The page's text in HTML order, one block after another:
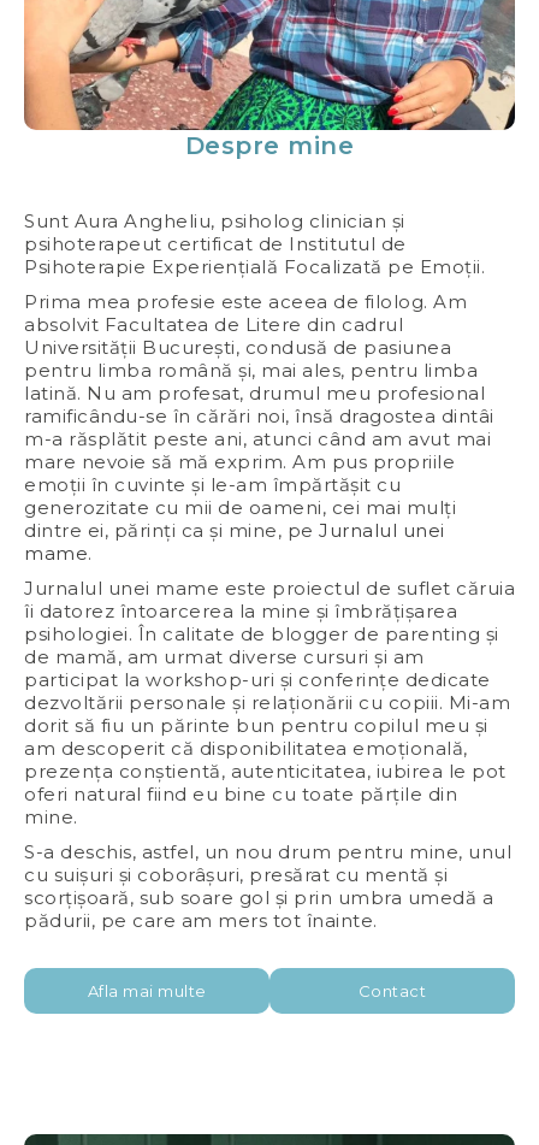
Despre mine
Sunt Aura Angheliu, psiholog clinician și
psihoterapeut certificat de Institutul de
Psihoterapie Experiențială Focalizată pe Emoții.
Prima mea profesie este aceea de filolog. Am
absolvit Facultatea de Litere din cadrul
Universității București, condusă de pasiunea
pentru limba română și, mai ales, pentru limba
latină. Nu am profesat, drumul meu profesional
ramificându-se în cărări noi, însă dragostea dintâi
m-a răsplătit peste ani, atunci când am avut mai
mare nevoie să mă exprim. Am pus propriile
emoții în cuvinte și le-am împărtășit cu
generozitate cu mii de oameni, cei mai mulți
dintre ei, părinți ca și mine, pe Jurnalul unei
mame.
Jurnalul unei mame este proiectul de suflet căruia
îi datorez întoarcerea la mine și îmbrățișarea
psihologiei. În calitate de blogger de parenting și
de mamă, am urmat diverse cursuri și am
participat la workshop-uri și conferințe dedicate
dezvoltării personale și relaționării cu copiii. Mi-am
dorit să fiu un părinte bun pentru copilul meu și
am descoperit că disponibilitatea emoțională,
prezența conștientă, autenticitatea, iubirea le pot
oferi natural fiind eu bine cu toate părțile din
mine.
S-a deschis, astfel, un nou drum pentru mine, unul
cu suișuri și coborâșuri, presărat cu mentă și
scorțișoară, sub soare gol și prin umbra umedă a
pădurii, pe care am mers tot înainte.
Afla mai multe Contact